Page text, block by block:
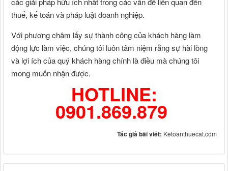
thuế, kế toán và pháp luật doanh nghiệp.
Với phương châm lấy sự thành công của khách hàng làm
động lực làm việc, chúng tôi luôn tâm niệm rằng sự hài lòng
và lợi ích của quý khách hàng chính là điều mà chúng tôi
mong muốn nhận được.
HOTLINE:
0901.869.879
Tác giả bài viết: Ketoanthuecat.com